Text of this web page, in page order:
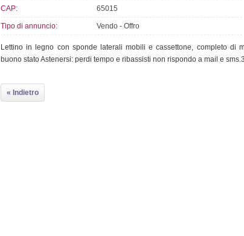
CAP: 65015
Tipo di annuncio: Vendo - Offro
Lettino in legno con sponde laterali mobili e cassettone, completo di
buono stato Astenersi: perdi tempo e ribassisti non rispondo a mail e
« Indietro